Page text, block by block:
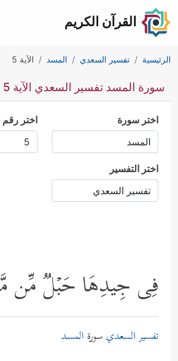
القرآن الكريم
الرئيسية تفسير السعدي المسد الآية 5
سورة المسد تفسير السعدي الآية 5
اختر سورة اختر رقم
اختر التفسير
فِی جِیدِهَا حَبۡلࣱ مِّن
تفسير السعدي سورة المسد